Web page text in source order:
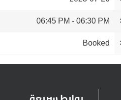
06:30 PM
-
06:45 PM
Booked